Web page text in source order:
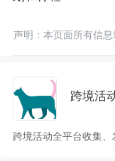
声明：本页面所有信
跨境活
跨境活动全平台收集、